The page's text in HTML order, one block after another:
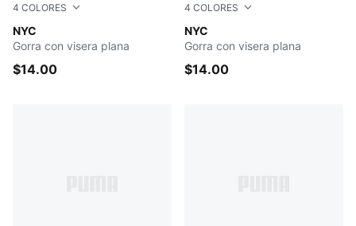
4 COLORES
NYC
MEDIUM BLUE
Gorra con visera plana
$14.00
4 COLORES
NYC
BLACK
Gorra con visera plana
$14.00